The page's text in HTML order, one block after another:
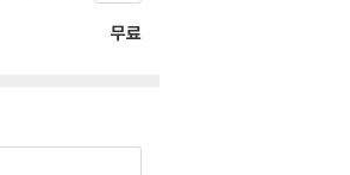
무료